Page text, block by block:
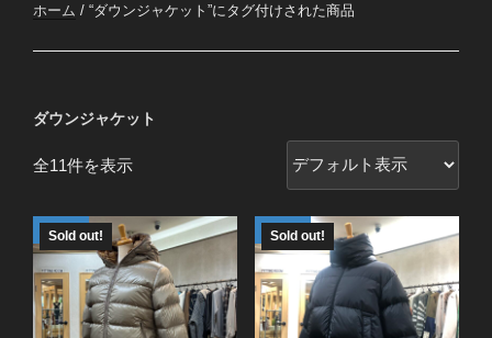
ホーム / “ダウンジャケット”にタグ付けされた商品
ダウンジャケット
全11件を表示
Sold out! Sold out!